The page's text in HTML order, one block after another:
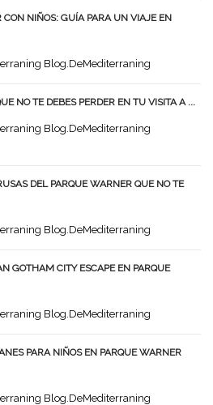
CON NIÑOS: GUÍA PARA UN VIAJE EN
Blog.DeMediterraning
NO TE DEBES PERDER EN TU VISITA A ...
Blog.DeMediterraning
DEL PARQUE WARNER QUE NO TE
Blog.DeMediterraning
GOTHAM CITY ESCAPE EN PARQUE
Blog.DeMediterraning
PARA NIÑOS EN PARQUE WARNER
Blog.DeMediterraning